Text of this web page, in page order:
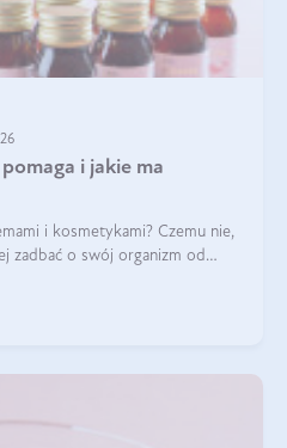
i jakie ma
i kosmetykami? Czemu nie,
zadbać o swój organizm od